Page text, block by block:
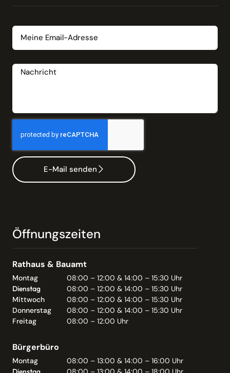
E-Mail senden
Öffnungszeiten
Rathaus & Bauamt
Montag
08:00 – 12:00 & 14:00 – 15:30 Uhr
Dienstag
08:00 – 12:00 & 14:00 – 15:30 Uhr
Mittwoch
08:00 – 12:00 & 14:00 – 15:30 Uhr
Donnerstag
08:00 – 12:00 & 14:00 – 15:30 Uhr
Freitag
08:00 – 12:00 Uhr
Bürgerbüro
Montag
08:00 – 13:00 & 14:00 – 16:00 Uhr